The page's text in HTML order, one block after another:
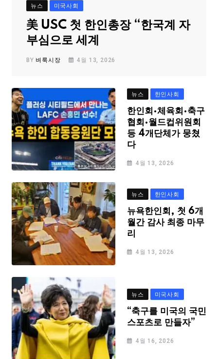
뉴스 미국사회
美 USC 첫 한인총장 “한국계 자
부심으로 세계
BY 벼룩시장 4월 13, 2026
뉴스 한인사회
한인회·체육회·축구
협회·월드컵위원회
등 4개단체가 뭉쳤
다
4월 13, 2026
뉴스 한인사회
뉴욕한인회, 첫 6개
월간 감사 최종 마무
리
4월 13, 2026
뉴스 미국사회
“축구를 미국의 국민
스포츠로 만들자”
4월 16, 2026